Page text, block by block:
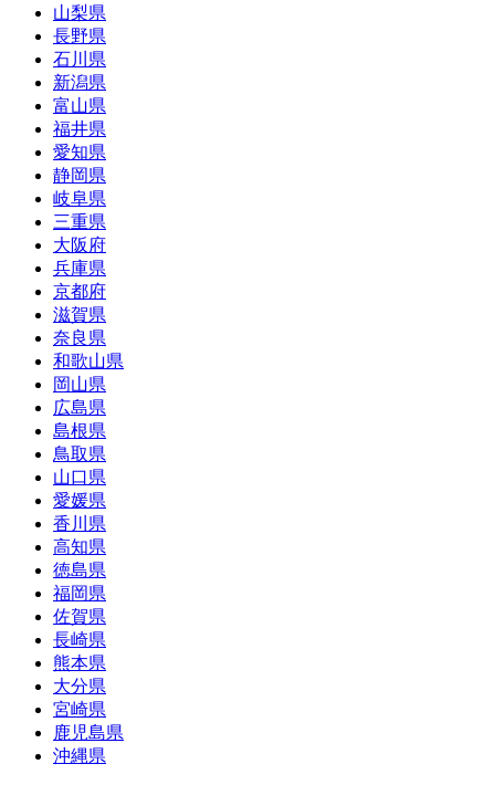
山梨県
長野県
石川県
新潟県
富山県
福井県
愛知県
静岡県
岐阜県
三重県
大阪府
兵庫県
京都府
滋賀県
奈良県
和歌山県
岡山県
広島県
島根県
鳥取県
山口県
愛媛県
香川県
高知県
徳島県
福岡県
佐賀県
長崎県
熊本県
大分県
宮崎県
鹿児島県
沖縄県